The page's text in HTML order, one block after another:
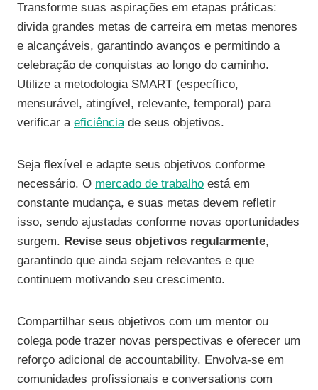
Transforme suas aspirações em etapas práticas:
divida grandes metas de carreira em metas menores
e alcançáveis, garantindo avanços e permitindo a
celebração de conquistas ao longo do caminho.
Utilize a metodologia SMART (específico,
mensurável, atingível, relevante, temporal) para
verificar a eficiênciade seus objetivos.
Seja flexível e adapte seus objetivos conforme
necessário. O mercado de trabalho está em
constante mudança, e suas metas devem refletir
isso, sendo ajustadas conforme novas oportunidades
surgem. Revise seus objetivos regularmente,
garantindo que ainda sejam relevantes e que
continuem motivando seu crescimento.
Compartilhar seus objetivos com um mentor ou
colega pode trazer novas perspectivas e oferecer um
reforço adicional de accountability. Envolva-se em
comunidades profissionais e conversations com